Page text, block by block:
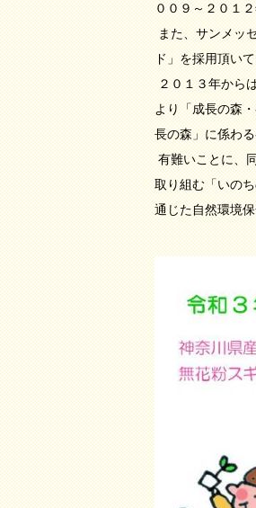
００９～２０１
また、サンメッ
ド」を採用頂いて
２０１３年から
より「成長の森
長の森」に係わ
有難いことに、
取り組む「いの
通じた自然環境